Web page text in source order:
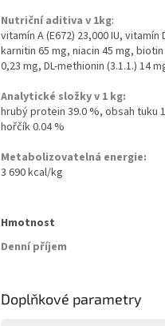
Nutriční aditiva v 1kg:
vitamín A (E672) 23,000 IU,
karnitin 65 mg, niacin 45 mg, biotin
0,23 mg, DL-methionin (3.1.1.) 14
Analytické složky v 1 kg:
hrubý protein 39.0 %, obsah tuku
hořčík 0.04 %
Metabolizovatelná energie:
3 690 kcal/kg
Hmotnost
Denní příjem
Doplňkové parametry